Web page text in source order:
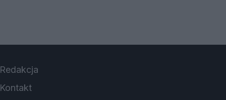
Redakcja
Kontakt